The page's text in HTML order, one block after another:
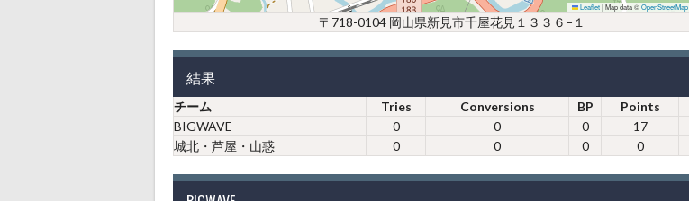
Leaflet|Map data ©OpenStreetMap
〒718-0104 岡山県新見市千屋花見１３３６−１
結果
チーム Tries Conversions BP Points
BIGWAVE
0 0 0 17
城北・芦屋・山惑
0 0 0 0